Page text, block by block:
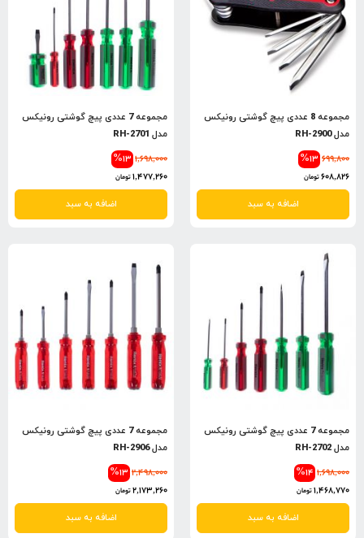
مجموعه 8 عددی پیچ گوشتی رونیکس
مدل RH-2900
%13 699,800
608,826تومان
اضافه به سبد
مجموعه 7 عددی پیچ گوشتی رونیکس
مدل RH-2701
%13 1,698,000
1,477,260تومان
اضافه به سبد
مجموعه 7 عددی پیچ گوشتی رونیکس
مدل RH-2702
%14 1,698,000
1,468,770تومان
اضافه به سبد
مجموعه 7 عددی پیچ گوشتی رونیکس
مدل RH-2906
%13 2,498,000
2,173,260تومان
اضافه به سبد